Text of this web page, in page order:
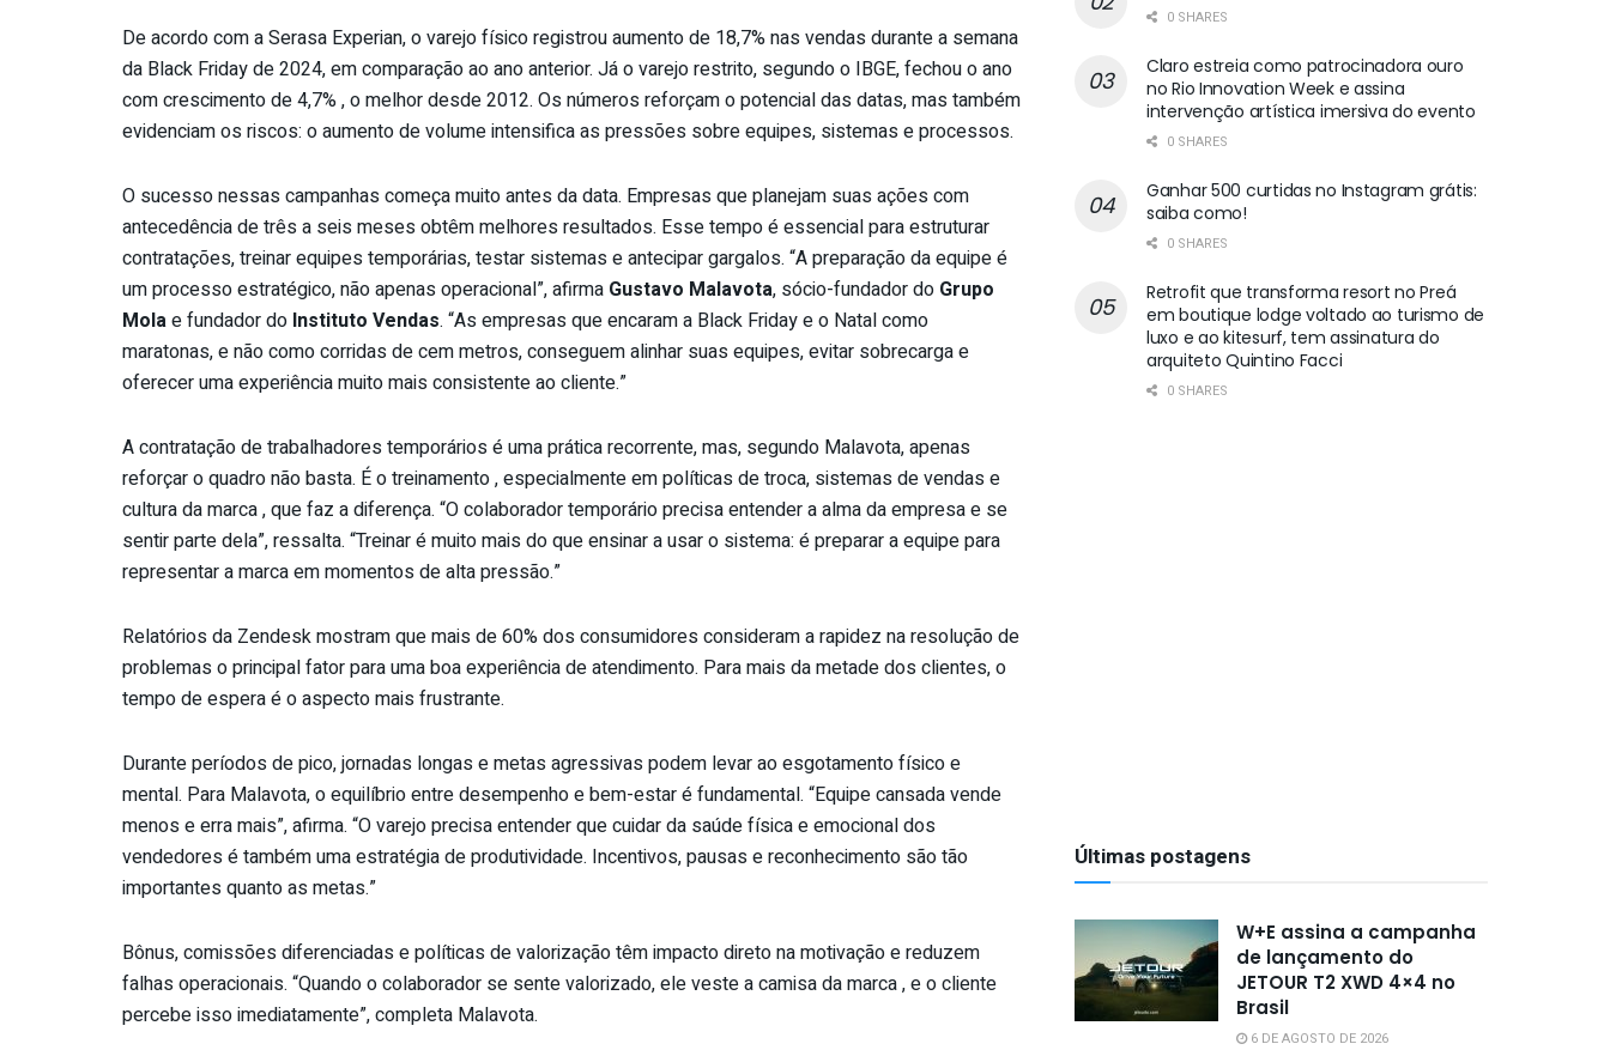
De acordo com a Serasa Experian, o varejo físico registrou aumento de 18,7% nas vendas durante a semana
da Black Friday de 2024, em comparação ao ano anterior. Já o varejo restrito, segundo o IBGE, fechou o ano
com crescimento de 4,7% , o melhor desde 2012. Os números reforçam o potencial das datas, mas também
evidenciam os riscos: o aumento de volume intensifica as pressões sobre equipes, sistemas e processos.
O sucesso nessas campanhas começa muito antes da data. Empresas que planejam suas ações com
antecedência de três a seis meses obtêm melhores resultados. Esse tempo é essencial para estruturar
contratações, treinar equipes temporárias, testar sistemas e antecipar gargalos. “A preparação da equipe é
um processo estratégico, não apenas operacional”, afirma Gustavo Malavota, sócio-fundador do Grupo
Molae fundador do Instituto Vendas. “As empresas que encaram a Black Friday e o Natal como
maratonas, e não como corridas de cem metros, conseguem alinhar suas equipes, evitar sobrecarga e
oferecer uma experiência muito mais consistente ao cliente.”
A contratação de trabalhadores temporários é uma prática recorrente, mas, segundo Malavota, apenas
reforçar o quadro não basta. É o treinamento , especialmente em políticas de troca, sistemas de vendas e
cultura da marca , que faz a diferença. “O colaborador temporário precisa entender a alma da empresa e se
sentir parte dela”, ressalta. “Treinar é muito mais do que ensinar a usar o sistema: é preparar a equipe para
representar a marca em momentos de alta pressão.”
Relatórios da Zendesk mostram que mais de 60% dos consumidores consideram a rapidez na resolução de
problemas o principal fator para uma boa experiência de atendimento. Para mais da metade dos clientes, o
tempo de espera é o aspecto mais frustrante.
Durante períodos de pico, jornadas longas e metas agressivas podem levar ao esgotamento físico e
mental. Para Malavota, o equilíbrio entre desempenho e bem-estar é fundamental. “Equipe cansada vende
menos e erra mais”, afirma. “O varejo precisa entender que cuidar da saúde física e emocional dos
vendedores é também uma estratégia de produtividade. Incentivos, pausas e reconhecimento são tão
importantes quanto as metas.”
Bônus, comissões diferenciadas e políticas de valorização têm impacto direto na motivação e reduzem
falhas operacionais. “Quando o colaborador se sente valorizado, ele veste a camisa da marca , e o cliente
percebe isso imediatamente”, completa Malavota.
0 SHARES
Claro estreia como patrocinadora ouro
no Rio Innovation Week e assina
intervenção artística imersiva do evento
0 SHARES
Ganhar 500 curtidas no Instagram grátis:
saiba como!
0 SHARES
Retrofit que transforma resort no Preá
em boutique lodge voltado ao turismo de
luxo e ao kitesurf, tem assinatura do
arquiteto Quintino Facci
0 SHARES
Últimas postagens
W+E assina a campanha
de lançamento do
JETOUR T2 XWD 4×4 no
Brasil
6 DE AGOSTO DE 2026